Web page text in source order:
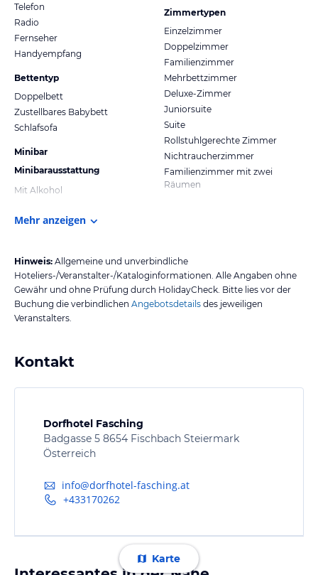
Telefon
Radio
Fernseher
Handyempfang
Bettentyp
Doppelbett
Zustellbares Babybett
Schlafsofa
Minibar
Minibarausstattung
Mit Alkohol
Zimmertypen
Einzelzimmer
Doppelzimmer
Familienzimmer
Mehrbettzimmer
Deluxe-Zimmer
Juniorsuite
Suite
Rollstuhlgerechte Zimmer
Nichtraucherzimmer
Familienzimmer mit zwei
Räumen
Mehr anzeigen
Hinweis: Allgemeine und unverbindliche
Hoteliers-/Veranstalter-/Kataloginformationen. Alle Angaben ohne
Gewähr und ohne Prüfung durch HolidayCheck. Bitte lies vor der
Buchung die verbindlichen Angebotsdetails des jeweiligen
Veranstalters.
Kontakt
Dorfhotel Fasching
Badgasse 5 8654 Fischbach Steiermark
Österreich
info@dorfhotel-fasching.at
+433170262
Karte